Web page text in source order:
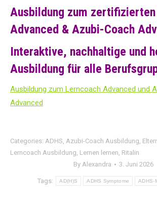
Ausbildung zum
Advanced & Azubi-Coach
Interaktive, nachhaltige und
Ausbildung für alle
Ausbildung zum Lerncoach Advanced und
Advanced
Categories: ADHS, Azubi-Coach Ausbildung,
Lerncoach Ausbildung, Lernen lernen, Ritalin
By Alexandra 3. Juni 2026
Tags: AD(H)S ADHS Symptome ADHS-